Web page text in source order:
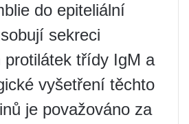
do epiteliální
sekreci
protilátek třídy IgM a
vyšetření těchto
je považováno za